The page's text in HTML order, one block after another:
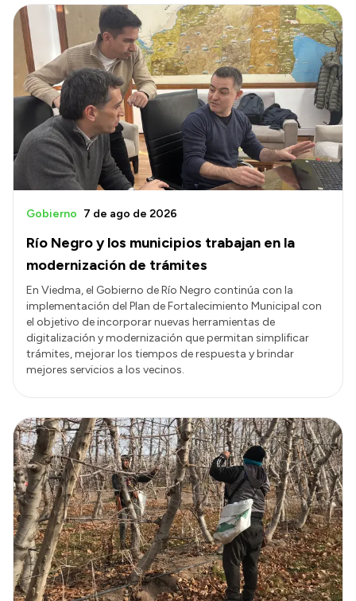
Río Negro y los municipios trabajan en la
modernización de trámites
Gobierno 7 de ago de 2026
En Viedma, el Gobierno de Río Negro continúa con la
implementación del Plan de Fortalecimiento Municipal con
el objetivo de incorporar nuevas herramientas de
digitalización y modernización que permitan simplificar
trámites, mejorar los tiempos de respuesta y brindar
mejores servicios a los vecinos.